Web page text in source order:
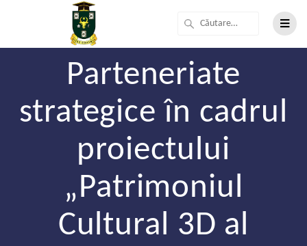
Parteneriate
strategice în cadrul
proiectului
„Patrimoniul
Cultural 3D al